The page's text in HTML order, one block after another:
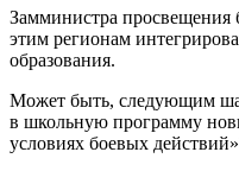
Замминистра просвещения
этим регионам
образования.
Может быть, следующим
в школьную программу
условиях боевых